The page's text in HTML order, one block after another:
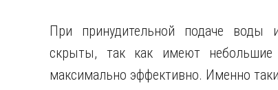
При принудительной подаче воды
скрыты, так как имеют
максимально эффективно. Именно